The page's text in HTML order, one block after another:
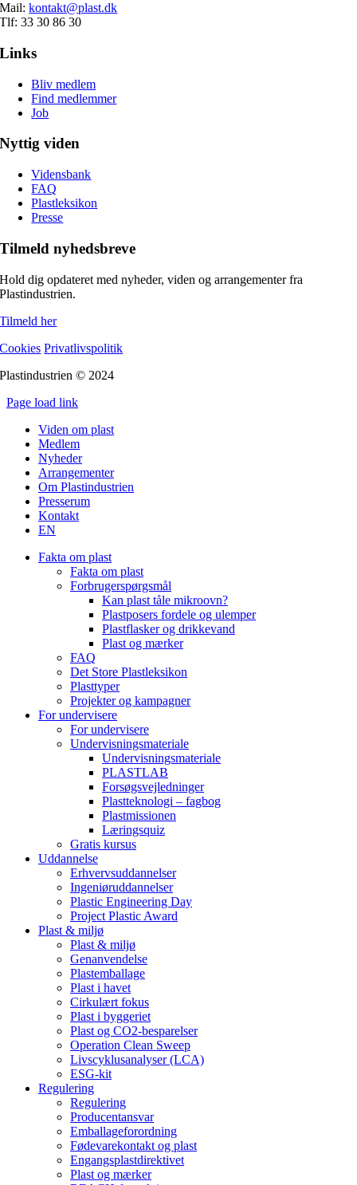
Mail:kontakt@plast.dk
Tlf: 33 30 86 30
Links
Bliv medlem
Find medlemmer
Job
Nyttig viden
Vidensbank
FAQ
Plastleksikon
Presse
Tilmeld nyhedsbreve
Hold dig opdateret med nyheder, viden og arrangementer fra
Plastindustrien.
Tilmeld her
Cookies Privatlivspolitik
Plastindustrien © 2024
Page load link
Viden om plast
Medlem
Nyheder
Arrangementer
Om Plastindustrien
Presserum
Kontakt
EN
Fakta om plast
Fakta om plast
Forbrugerspørgsmål
Kan plast tåle mikroovn?
Plastposers fordele og ulemper
Plastflasker og drikkevand
Plast og mærker
FAQ
Det Store Plastleksikon
Plasttyper
Projekter og kampagner
For undervisere
For undervisere
Undervisningsmateriale
Undervisningsmateriale
PLASTLAB
Forsøgsvejledninger
Plastteknologi – fagbog
Plastmissionen
Læringsquiz
Gratis kursus
Uddannelse
Erhvervsuddannelser
Ingeniøruddannelser
Plastic Engineering Day
Project Plastic Award
Plast & miljø
Plast & miljø
Genanvendelse
Plastemballage
Plast i havet
Cirkulært fokus
Plast i byggeriet
Plast og CO2-besparelser
Operation Clean Sweep
Livscyklusanalyser (LCA)
ESG-kit
Regulering
Regulering
Producentansvar
Emballageforordning
Fødevarekontakt og plast
Engangsplastdirektivet
Plast og mærker